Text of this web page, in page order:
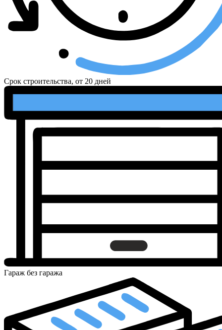
Срок строительства, от 20 дней
Гараж без гаража